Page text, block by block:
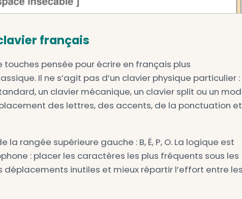
du clavier français
de touches pensée pour écrire en
classique. Il ne s’agit pas d’un
clavier standard, un clavier mécanique, un